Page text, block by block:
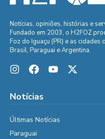
Notícias, opiniões, histórias e
Fundado em 2003, o H2FOZ
Foz do Iguaçu (PR) e as
Brasil, Paraguai e Argentina.
Notícias
Últimas Notícias
Paraguai